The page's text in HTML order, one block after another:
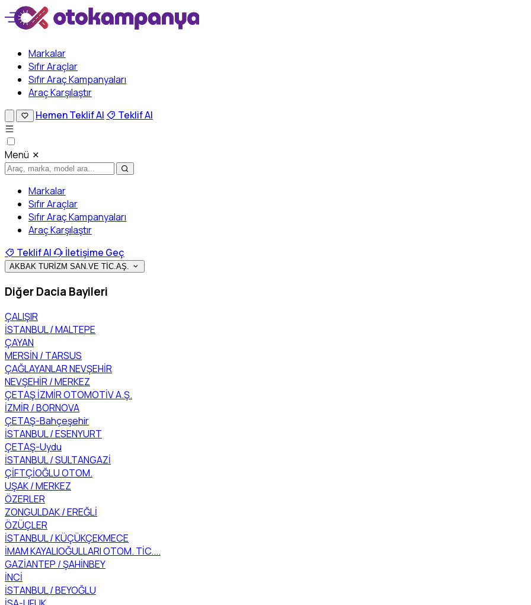
Markalar
Sıfır Araçlar
Sıfır Araç Kampanyaları
Araç Karşılaştır
Hemen Teklif Al
Teklif Al
Menü
Markalar
Sıfır Araçlar
Sıfır Araç Kampanyaları
Araç Karşılaştır
Teklif Al
İletişime Geç
AKBAK TURİZM SAN.VE TİC.AŞ.
Diğer Dacia Bayileri
ÇALIŞIR
İSTANBUL / MALTEPE
ÇAYAN
MERSİN / TARSUS
ÇAĞLAYANLAR NEVŞEHİR
NEVŞEHİR / MERKEZ
ÇETAŞ İZMİR OTOMOTİV A.Ş.
İZMİR / BORNOVA
ÇETAŞ-Bahçeşehir
İSTANBUL / ESENYURT
ÇETAŞ-Uydu
İSTANBUL / SULTANGAZİ
ÇİFTÇİOĞLU OTOM.
UŞAK / MERKEZ
ÖZERLER
ZONGULDAK / EREĞLİ
ÖZÜÇLER
İSTANBUL / KÜÇÜKÇEKMECE
İMAM KAYALIOĞULLARI OTOM. TİC....
GAZİANTEP / ŞAHİNBEY
İNCİ
İSTANBUL / BEYOĞLU